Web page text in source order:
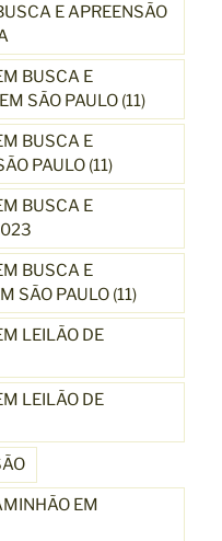
E APREENSÃO
BUSCA E
SÃO PAULO (11)
BUSCA E
PAULO (11)
BUSCA E
BUSCA E
SÃO PAULO (11)
LEILÃO DE
LEILÃO DE
EM